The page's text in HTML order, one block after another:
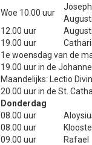
Woe 10.00 uur
12.00 uur
19.00 uur
1e woensdag van de
19.00 uur in de
Maandelijks: Lectio
20.00 uur in de St.
Donderdag
08.00 uur
08.00 uur
09.00 uur
Rafael